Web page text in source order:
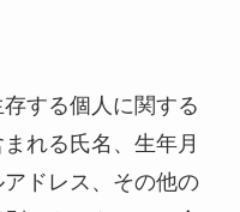
する個人に関する
れる氏名、生年月
ドレス、その他の